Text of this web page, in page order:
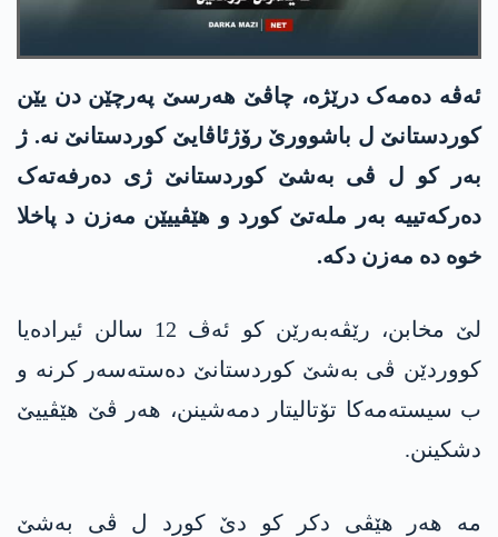
ئەڤە دەمەک درێژە، چاڤێ ھەرسێ پەرچێن دن یێن
کوردستانێ ل باشوورێ رۆژئاڤایێ کوردستانێ نە. ژ
بەر کو ل ڤی بەشێ کوردستانێ ژی دەرفەتەک
دەرکەتییە بەر ملەتێ کورد و ھێڤییێن مەزن د پاخلا
خوە دە مەزن دکە.
لێ مخابن، رێڤەبەرێن کو ئەڤ 12 سالن ئیرادەیا
کووردێن ڤی بەشێ کوردستانێ دەستەسەر کرنە و
ب سیستەمەکا تۆتالیتار دمەشینن، ھەر ڤێ ھێڤییێ
دشکینن.
مە ھەر ھێڤی دکر کو دێ کورد ل ڤی بەشێ